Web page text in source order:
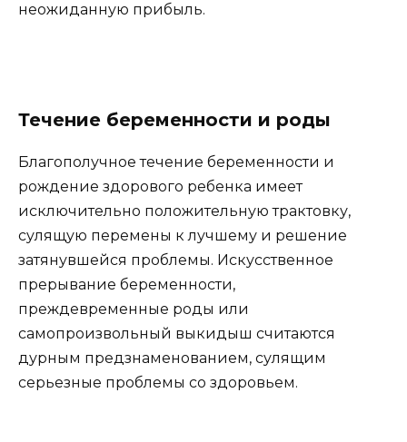
неожиданную прибыль.
Течение беременности и роды
Благополучное течение беременности и
рождение здорового ребенка имеет
исключительно положительную трактовку,
сулящую перемены к лучшему и решение
затянувшейся проблемы. Искусственное
прерывание беременности,
преждевременные роды или
самопроизвольный выкидыш считаются
дурным предзнаменованием, сулящим
серьезные проблемы со здоровьем.